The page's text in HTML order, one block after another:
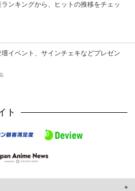
ンキングから、ヒットの推移をチェッ
イベント、サインチェキなどプレゼン
ト